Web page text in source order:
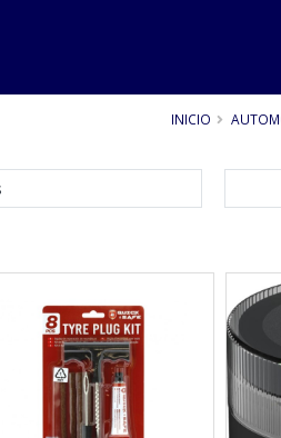
INICIO